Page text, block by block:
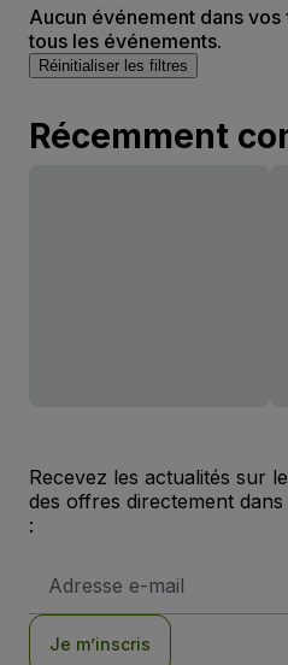
Aucun événement dans
tous les événements.
Réinitialiser les filtres
Récemment
Recevez les actualités sur
des offres directement
:
e-
Je m’inscris